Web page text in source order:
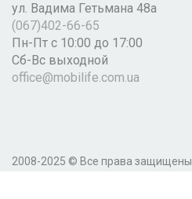
ул. Вадима Гетьмана 48а
(067)402-66-65
Пн-Пт с 10:00 до 17:00
Сб-Вс выходной
office@mobilife.com.ua
2008-2025 © Все права защищены.